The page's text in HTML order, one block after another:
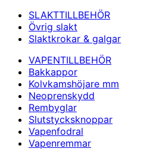
SLAKTTILLBEHÖR
Övrig slakt
Slaktkrokar & galgar
VAPENTILLBEHÖR
Bakkappor
Kolvkamshöjare mm
Neoprenskydd
Rembyglar
Slutstycksknoppar
Vapenfodral
Vapenremmar